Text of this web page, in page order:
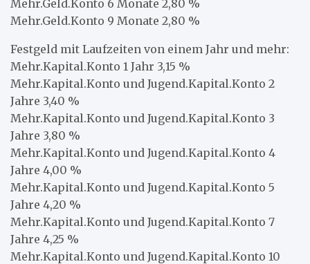
Mehr.Geld.Konto 6 Monate 2,80 %
Mehr.Geld.Konto 9 Monate 2,80 %
Festgeld mit Laufzeiten von einem Jahr und mehr:
Mehr.Kapital.Konto 1 Jahr 3,15 %
Mehr.Kapital.Konto und Jugend.Kapital.Konto 2
Jahre 3,40 %
Mehr.Kapital.Konto und Jugend.Kapital.Konto 3
Jahre 3,80 %
Mehr.Kapital.Konto und Jugend.Kapital.Konto 4
Jahre 4,00 %
Mehr.Kapital.Konto und Jugend.Kapital.Konto 5
Jahre 4,20 %
Mehr.Kapital.Konto und Jugend.Kapital.Konto 7
Jahre 4,25 %
Mehr.Kapital.Konto und Jugend.Kapital.Konto 10